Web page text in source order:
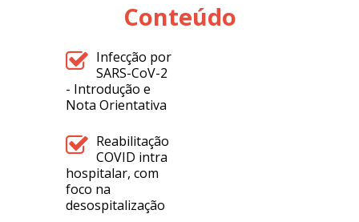
Conteúdo
Infecção por
SARS-CoV-2
- Introdução e
Nota Orientativa
Reabilitação
COVID intra
hospitalar, com
foco na
desospitalização